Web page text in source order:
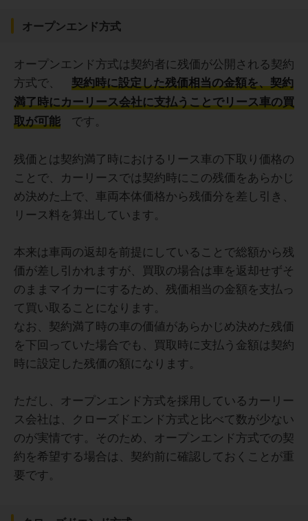
オープンエンド方式
オープンエンド方式は契約者に残価が公開される契約
方式で、
契約時に設定した残価相当の金額を、契約
満了時にカーリース会社に支払うことでリース車の買
取が可能
です。
残価とは契約満了時におけるリース車の下取り価格の
ことで、カーリースでは契約時にこの残価をあらかじ
め決めた上で、車両本体価格から残価分を差し引き、
リース料を算出しています。
本来は車両の返却を前提にしていることで総額から残
価が差し引かれますが、買取の場合は車を返却せずそ
のままマイカーにするため、残価相当の金額を支払っ
て買い取ることになります。
なお、契約満了時の車の価値があらかじめ決めた残価
を下回っていた場合でも、買取時に支払う金額は契約
時に設定した残価の額になります。
ただし、オープンエンド方式を採用しているカーリー
ス会社は、クローズドエンド方式と比べて数が少ない
のが実情です。そのため、オープンエンド方式での契
約を希望する場合は、契約前に確認しておくことが重
要です。